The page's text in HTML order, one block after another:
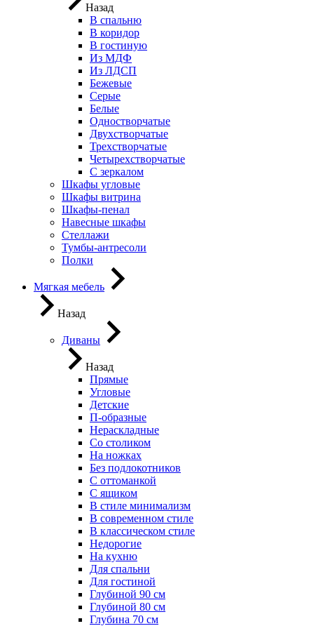
Назад
В спальню
В коридор
В гостиную
Из МДФ
Из ЛДСП
Бежевые
Серые
Белые
Одностворчатые
Двухстворчатые
Трехстворчатые
Четырехстворчатые
С зеркалом
Шкафы угловые
Шкафы витрина
Шкафы-пенал
Навесные шкафы
Стеллажи
Тумбы-антресоли
Полки
Мягкая мебель
Назад
Диваны
Назад
Прямые
Угловые
Детские
П-образные
Нераскладные
Со столиком
На ножках
Без подлокотников
С оттоманкой
С ящиком
В стиле минимализм
В современном стиле
В классическом стиле
Недорогие
На кухню
Для спальни
Для гостиной
Глубиной 90 см
Глубиной 80 см
Глубина 70 см